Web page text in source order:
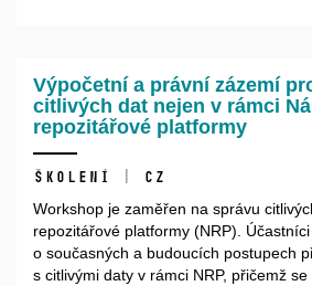
Výpočetní a právní zázemí
citlivých dat nejen v rámci
repozitářové platformy
Školení | CZ
Workshop je zaměřen na správu
repozitářové platformy (NRP).
o současných a budoucích postupech
s citlivými daty v rámci NRP, přičemž